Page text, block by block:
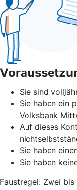
Sie sind
Sie haben ein
Volksbank
Auf dieses
Sie haben
Sie haben
Faustregel: Zwei